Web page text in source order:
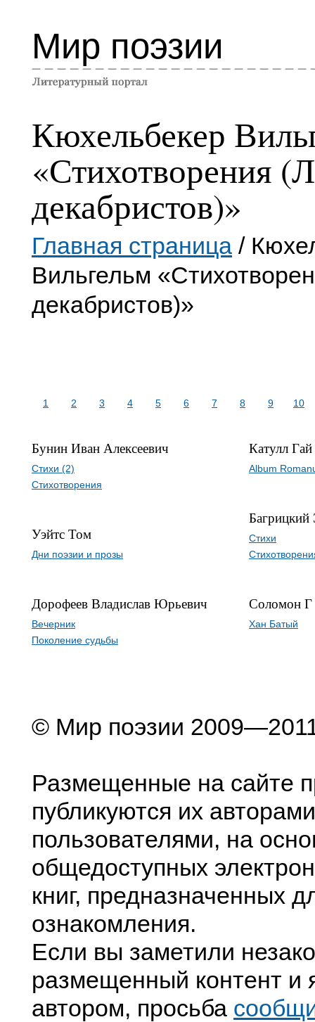
Мир поэзии
Кюхельбекер
«Стихотворения
декабристов)»
Главная страница /
Вильгельм
декабристов)»
1 2 3 4 5 6 7 8 9 10
Бунин Иван Алексеевич
Стихи (2)
Стихотворения
Уэйтс Том
Дни поэзии и прозы
Дорофеев Владислав Юрьевич
Вечерник
Поколение судьбы
Катулл
Album
Багрицкий
Стихи
Соломон
Хан Батый
© Мир поэзии
Размещенные на сайте
публикуются их
пользователями, на
общедоступных
книг, предназначенных
ознакомления.
Если вы заметили
размещенный контент и
автором, просьба